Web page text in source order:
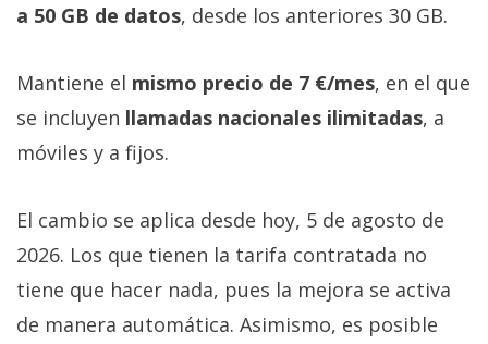
a 50 GB de datos, desde los anteriores 30 GB.
Mantiene el mismo precio de 7 €/mes, en el que
se incluyen llamadas nacionales ilimitadas, a
móviles y a fijos.
El cambio se aplica desde hoy, 5 de agosto de
2026. Los que tienen la tarifa contratada no
tiene que hacer nada, pues la mejora se activa
de manera automática. Asimismo, es posible